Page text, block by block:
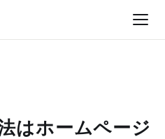
はホームページ